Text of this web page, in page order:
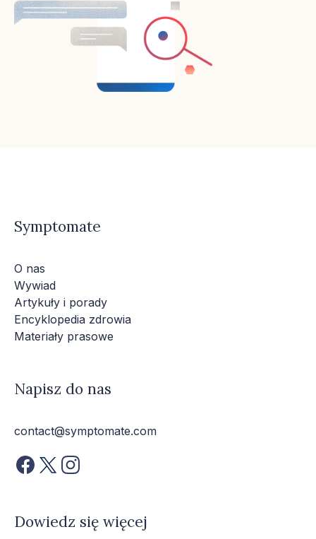
Symptomate
O nas
Wywiad
Artykuły i porady
Encyklopedia zdrowia
Materiały prasowe
Napisz do nas
contact@symptomate.com
Dowiedz się więcej